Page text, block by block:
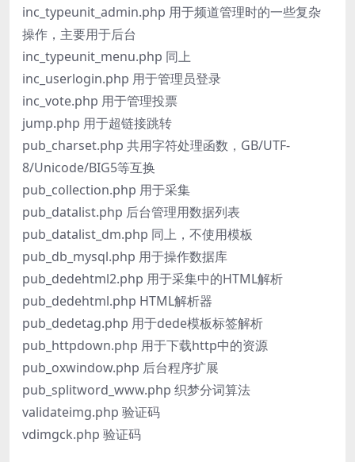
inc_typeunit_admin.php 用于频道管理时的一些复杂
操作，主要用于后台
inc_typeunit_menu.php 同上
inc_userlogin.php 用于管理员登录
inc_vote.php 用于管理投票
jump.php 用于超链接跳转
pub_charset.php 共用字符处理函数，GB/UTF-
8/Unicode/BIG5等互换
pub_collection.php 用于采集
pub_datalist.php 后台管理用数据列表
pub_datalist_dm.php 同上，不使用模板
pub_db_mysql.php 用于操作数据库
pub_dedehtml2.php 用于采集中的HTML解析
pub_dedehtml.php HTML解析器
pub_dedetag.php 用于dede模板标签解析
pub_httpdown.php 用于下载http中的资源
pub_oxwindow.php 后台程序扩展
pub_splitword_www.php 织梦分词算法
validateimg.php 验证码
vdimgck.php 验证码